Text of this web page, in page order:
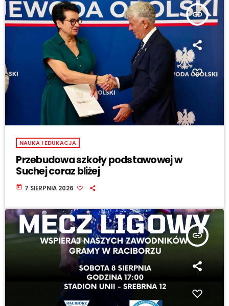
insert_link
NAUKA I EDUKACJA
Przebudowa szkoły podstawowej w
Suchej coraz bliżej
today 7 SIERPNIA 2026
insert_link